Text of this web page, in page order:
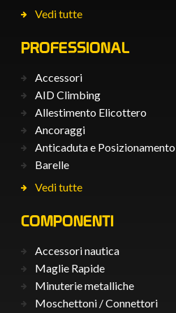
Vedi tutte
PROFESSIONAL
Accessori
AID Climbing
Allestimento Elicottero
Ancoraggi
Anticaduta e Posizionamento
Barelle
Vedi tutte
COMPONENTI
Accessori nautica
Maglie Rapide
Minuterie metalliche
Moschettoni / Connettori